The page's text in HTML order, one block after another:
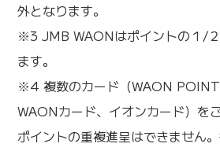
外となります。
※3 JMB WAONはポイントの１/
ます。
※4 複数のカード（WAON POINT
WAONカード、イオンカード）を
ポイントの重複進呈はできません